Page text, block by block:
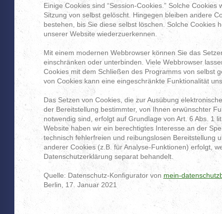
Einige Cookies sind “Session-Cookies.” Solche
Sitzung von selbst gelöscht. Hingegen bleiben andere
bestehen, bis Sie diese selbst löschen. Solche Cookies
unserer Website wiederzuerkennen.
Mit einem modernen Webbrowser können Sie das
einschränken oder unterbinden. Viele Webbrowser
Cookies mit dem Schließen des Programms von selbst
von Cookies kann eine eingeschränkte Funktionalität
Das Setzen von Cookies, die zur Ausübung
der Bereitstellung bestimmter, von Ihnen erwünschter
notwendig sind, erfolgt auf Grundlage von Art. 6 Abs. 1
Website haben wir ein berechtigtes Interesse an der
technisch fehlerfreien und reibungslosen Bereitstellung
anderer Cookies (z.B. für Analyse-Funktionen) erfolgt,
Datenschutzerklärung separat behandelt.
Quelle: Datenschutz-Konfigurator von mein-
Berlin, 17. Januar 2021